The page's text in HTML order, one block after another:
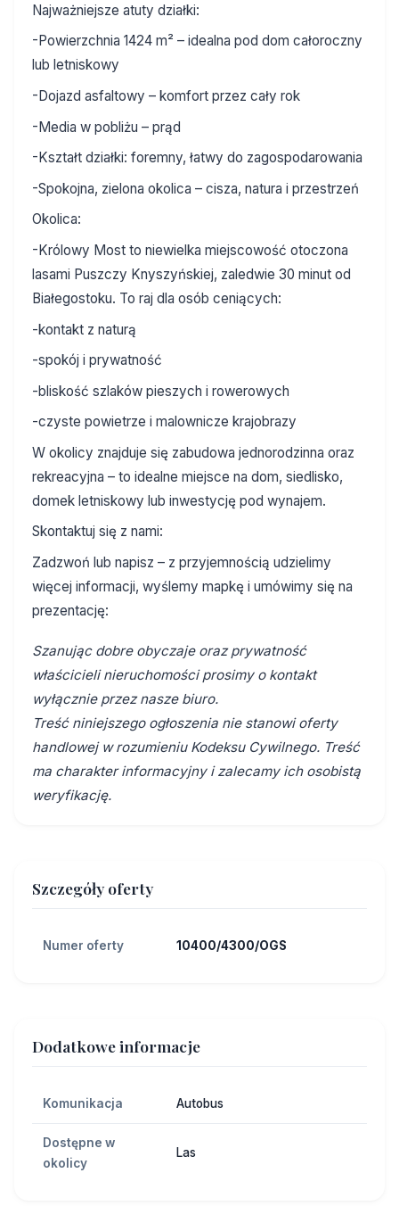
Najważniejsze atuty działki:
-Powierzchnia 1424 m² – idealna pod dom całoroczny
lub letniskowy
-Dojazd asfaltowy – komfort przez cały rok
-Media w pobliżu – prąd
-Kształt działki: foremny, łatwy do zagospodarowania
-Spokojna, zielona okolica – cisza, natura i przestrzeń
Okolica:
-Królowy Most to niewielka miejscowość otoczona
lasami Puszczy Knyszyńskiej, zaledwie 30 minut od
Białegostoku. To raj dla osób ceniących:
-kontakt z naturą
-spokój i prywatność
-bliskość szlaków pieszych i rowerowych
-czyste powietrze i malownicze krajobrazy
W okolicy znajduje się zabudowa jednorodzinna oraz
rekreacyjna – to idealne miejsce na dom, siedlisko,
domek letniskowy lub inwestycję pod wynajem.
Skontaktuj się z nami:
Zadzwoń lub napisz – z przyjemnością udzielimy
więcej informacji, wyślemy mapkę i umówimy się na
prezentację:
Szanując dobre obyczaje oraz prywatność
właścicieli nieruchomości prosimy o kontakt
wyłącznie przez nasze biuro.
Treść niniejszego ogłoszenia nie stanowi oferty
handlowej w rozumieniu Kodeksu Cywilnego. Treść
ma charakter informacyjny i zalecamy ich osobistą
weryfikację.
Szczegóły oferty
Numer oferty 10400/4300/OGS
Dodatkowe informacje
Komunikacja Autobus
Dostępne w
okolicy
Las